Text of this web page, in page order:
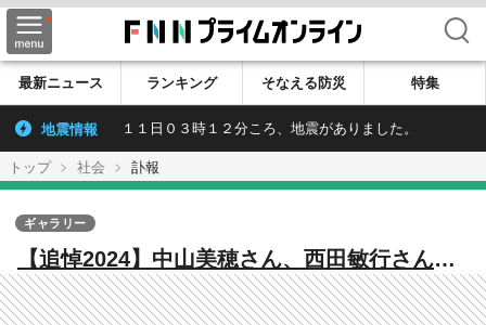
検索
最新ニュース ランキング そなえる防災 特集
地震情報 １１日０３時１２分ころ、地震がありました。
トップ 社会 訃報
【追悼2024】中山美穂さん、西田敏行さん、
小倉智昭さん、渡辺恒雄さん、服部幸應さ
ん、楳図かずおさん…【10月～12月】
ギャラリー